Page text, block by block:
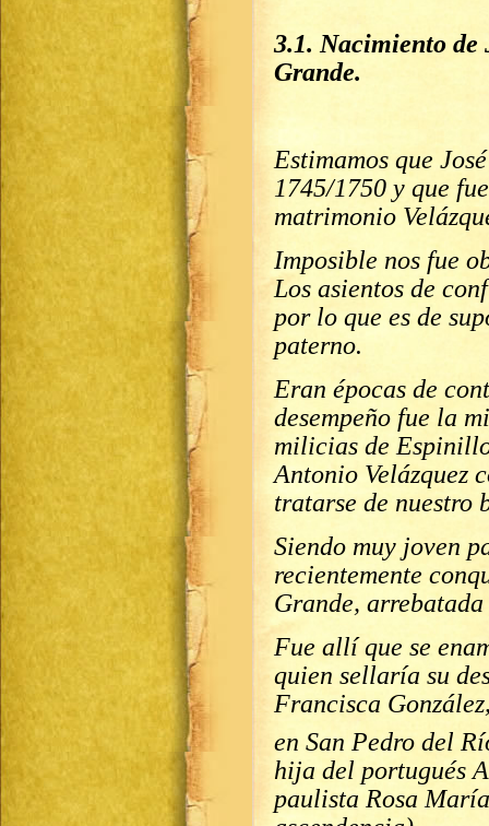
3.1. Nacimiento de
Grande.
Estimamos que
1745/1750 y que
matrimonio
Imposible nos fue
Los asientos de
por lo que es de
paterno.
Eran épocas de
desempeño fue la mi
milicias de
Antonio Velázquez
tratarse de nuestro
Siendo muy joven
recientemente
Grande,
Fue allí que se
quien sellaría su
Francisca
en San Pedro del
hija del portugués
paulista Rosa